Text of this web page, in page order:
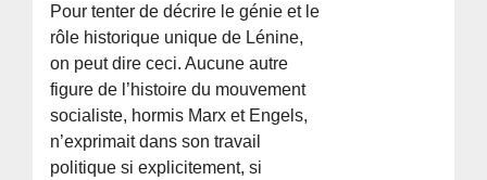
Pour tenter de décrire le génie et le
rôle historique unique de Lénine,
on peut dire ceci. Aucune autre
figure de l’histoire du mouvement
socialiste, hormis Marx et Engels,
n’exprimait dans son travail
politique si explicitement, si